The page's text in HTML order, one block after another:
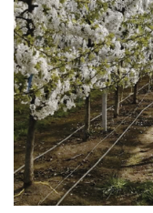
avellano,
cerezo
y
vivero